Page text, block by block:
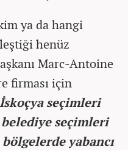
ya da hangi
henüz
Marc-Antoine
firması için
seçimleri
seçimleri
yabancı